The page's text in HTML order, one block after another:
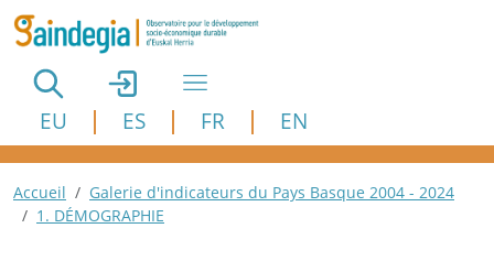
Aller au contenu principal
EU ES FR EN
Fil d'Ariane
Accueil
Galerie d'indicateurs du Pays Basque 2004 - 2024
1. DÉMOGRAPHIE